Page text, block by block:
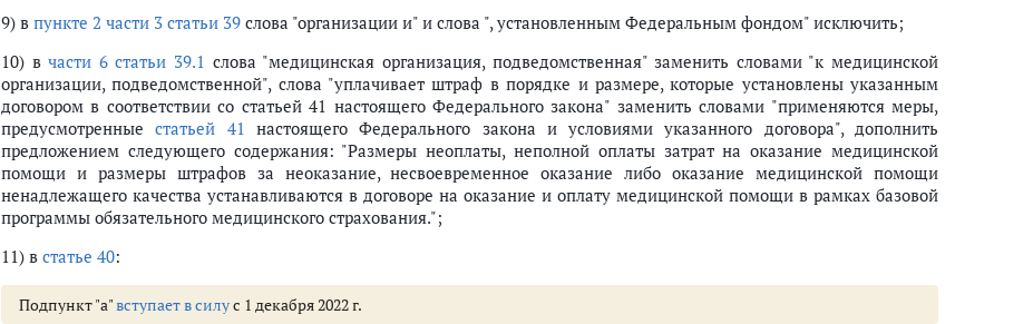
9) в пункте 2 части 3 статьи 39 слова "организации и" и слова ", установленным Федеральным фондом" исключить;
10) вчасти 6 статьи 39.1 слова "медицинская организация, подведомственная" заменить словами "к медицинской
организации, подведомственной", слова "уплачивает штраф в порядке и размере, которые установлены указанным
договором в соответствии со статьей 41 настоящего Федерального закона" заменить словами "применяются меры,
предусмотренныестатьей 41 настоящего Федерального закона и условиями указанного договора", дополнить
предложением следующего содержания: "Размеры неоплаты, неполной оплаты затрат на оказание медицинской
помощи и размеры штрафов за неоказание, несвоевременное оказание либо оказание медицинской помощи
ненадлежащего качества устанавливаются в договоре на оказание и оплату медицинской помощи в рамках базовой
программы обязательного медицинского страхования.";
11) в статье 40:
Подпункт "а"вступает в силус 1 декабря 2022 г.